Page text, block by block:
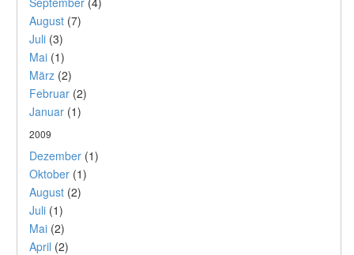
August (7)
Juli (3)
Mai (1)
März (2)
Februar (2)
Januar (1)
2009
Dezember (1)
Oktober (1)
August (2)
Juli (1)
Mai (2)
April (2)